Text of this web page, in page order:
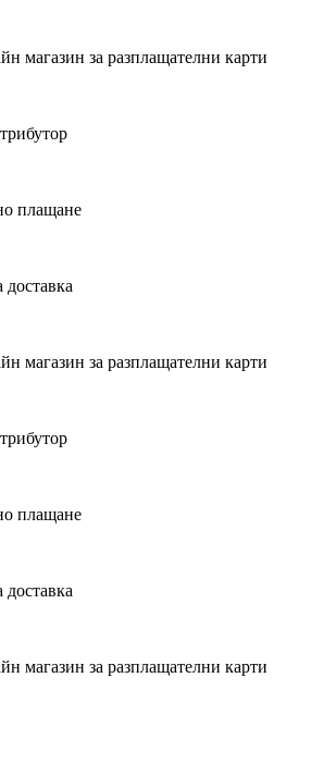
магазин за разплащателни карти
плащане
магазин за разплащателни карти
плащане
магазин за разплащателни карти